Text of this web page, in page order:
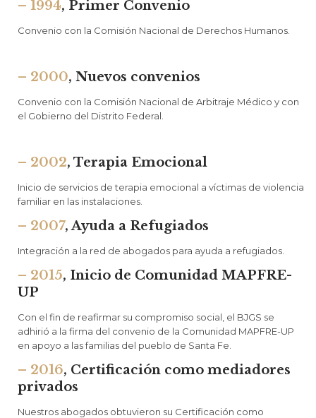
– 1994, Primer Convenio
Convenio con la Comisión Nacional de Derechos Humanos.
– 2000, Nuevos convenios
Convenio con la Comisión Nacional de Arbitraje Médico y con
el Gobierno del Distrito Federal.
– 2002, Terapia Emocional
Inicio de servicios de terapia emocional a víctimas de violencia
familiar en las instalaciones.
– 2007, Ayuda a Refugiados
Integración a la red de abogados para ayuda a refugiados.
– 2015, Inicio de Comunidad MAPFRE-
UP
Con el fin de reafirmar su compromiso social, el BJGS se
adhirió a la firma del convenio de la Comunidad MAPFRE-UP
en apoyo a las familias del pueblo de Santa Fe.
– 2016, Certificación como mediadores
privados
Nuestros abogados obtuvieron su Certificación como